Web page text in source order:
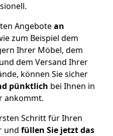
Angebotean
zum Beispiel dem
Ihrer Möbel, dem
dem Versand Ihrer
können Sie sicher
pünktlich bei Ihnen in
ankommt.
Schritt für Ihren
und füllen Sie jetzt das